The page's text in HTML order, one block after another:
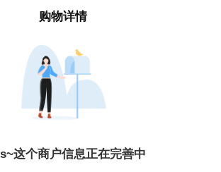
购物详情
这个商户信息正在完善中